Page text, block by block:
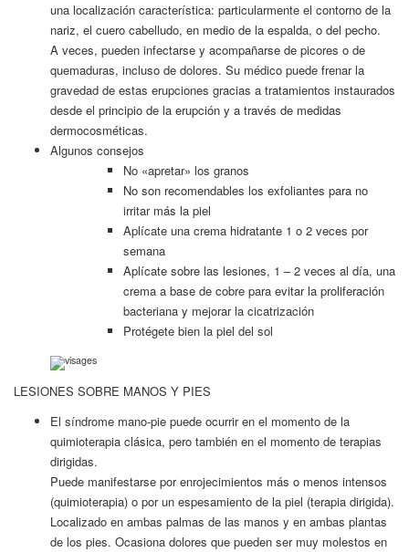
una localización característica: particularmente el contorno de la
nariz, el cuero cabelludo, en medio de la espalda, o del pecho.
A veces, pueden infectarse y acompañarse de picores o de
quemaduras, incluso de dolores. Su médico puede frenar la
gravedad de estas erupciones gracias a tratamientos instaurados
desde el principio de la erupción y a través de medidas
dermocosméticas.
Algunos consejos
No «apretar» los granos
No son recomendables los exfoliantes para no
irritar más la piel
Aplícate una crema hidratante 1 o 2 veces por
semana
Aplícate sobre las lesiones, 1 – 2 veces al día, una
crema a base de cobre para evitar la proliferación
bacteriana y mejorar la cicatrización
Protégete bien la piel del sol
LESIONES SOBRE MANOS Y PIES
El síndrome mano-pie puede ocurrir en el momento de la
quimioterapia clásica, pero también en el momento de terapias
dirigidas.
Puede manifestarse por enrojecimientos más o menos intensos
(quimioterapia) o por un espesamiento de la piel (terapia dirigida).
Localizado en ambas palmas de las manos y en ambas plantas
de los pies. Ocasiona dolores que pueden ser muy molestos en